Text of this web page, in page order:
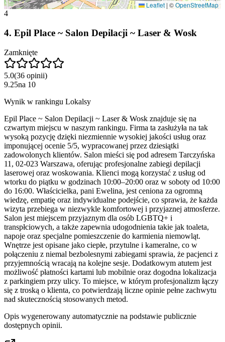
Leaflet | ©OpenStreetMap
4
4. Epil Place ~ Salon Depilacji ~ Laser & Wosk
Zamknięte
5.0(36 opinii)
9.25na 10
Wynik w rankingu Lokalsy
Epil Place ~ Salon Depilacji ~ Laser & Wosk znajduje się na
czwartym miejscu w naszym rankingu. Firma ta zasłużyła na tak
wysoką pozycję dzięki niezmiennie wysokiej jakości usług oraz
imponującej ocenie 5/5, wypracowanej przez dziesiątki
zadowolonych klientów. Salon mieści się pod adresem Tarczyńska
11, 02-023 Warszawa, oferując profesjonalne zabiegi depilacji
laserowej oraz woskowania. Klienci mogą korzystać z usług od
wtorku do piątku w godzinach 10:00–20:00 oraz w soboty od 10:00
do 16:00. Właścicielka, pani Ewelina, jest ceniona za ogromną
wiedzę, empatię oraz indywidualne podejście, co sprawia, że każda
wizyta przebiega w niezwykle komfortowej i przyjaznej atmosferze.
Salon jest miejscem przyjaznym dla osób LGBTQ+ i
transpłciowych, a także zapewnia udogodnienia takie jak toaleta,
napoje oraz specjalne pomieszczenie do karmienia niemowląt.
Wnętrze jest opisane jako ciepłe, przytulne i kameralne, co w
połączeniu z niemal bezbolesnymi zabiegami sprawia, że pacjenci z
przyjemnością wracają na kolejne sesje. Dodatkowym atutem jest
możliwość płatności kartami lub mobilnie oraz dogodna lokalizacja
z parkingiem przy ulicy. To miejsce, w którym profesjonalizm łączy
się z troską o klienta, co potwierdzają liczne opinie pełne zachwytu
nad skutecznością stosowanych metod.
Opis wygenerowany automatycznie na podstawie publicznie
dostępnych opinii.